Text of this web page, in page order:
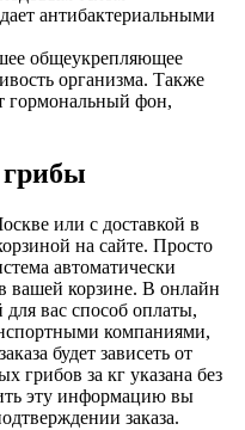
антибактериальными
общеукрепляющее
организма. Также
гормональный фон,
или с доставкой в
на сайте. Просто
автоматически
вашей корзине. В онлайн
вас способ оплаты,
компаниями,
будет зависеть от
грибов за кг указана без
эту информацию вы
заказа.